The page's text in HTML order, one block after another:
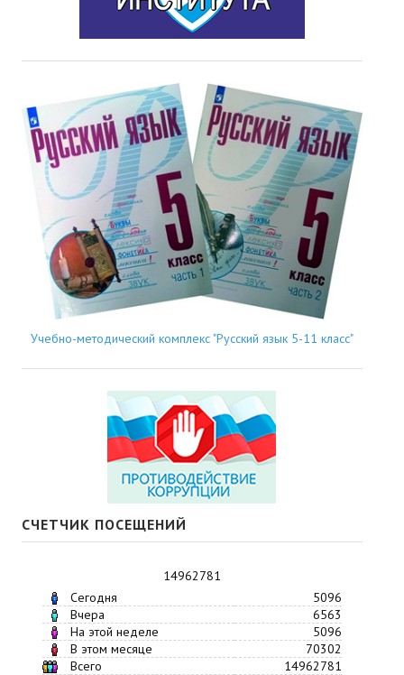
Учебно-методический комплекс "Русский язык 5-11 класс"
СЧЕТЧИК ПОСЕЩЕНИЙ
14962781
Сегодня
5096
Вчера
6563
На этой неделе
5096
В этом месяце
70302
Всего
14962781